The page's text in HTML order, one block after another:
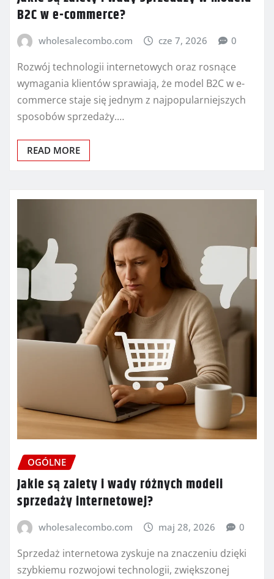
B2C w e-commerce?
wholesalecombo.com cze 7, 2026 0
Rozwój technologii internetowych oraz rosnące
wymagania klientów sprawiają, że model B2C w e-
commerce staje się jednym z najpopularniejszych
sposobów sprzedaży.…
READ MORE
OGÓLNE
Jakie są zalety i wady różnych modeli
sprzedaży internetowej?
wholesalecombo.com maj 28, 2026 0
Sprzedaż internetowa zyskuje na znaczeniu dzięki
szybkiemu rozwojowi technologii, zwiększonej